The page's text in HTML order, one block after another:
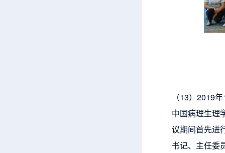
（13）2019
中国病理生理
议期间首先进
书记、主任委